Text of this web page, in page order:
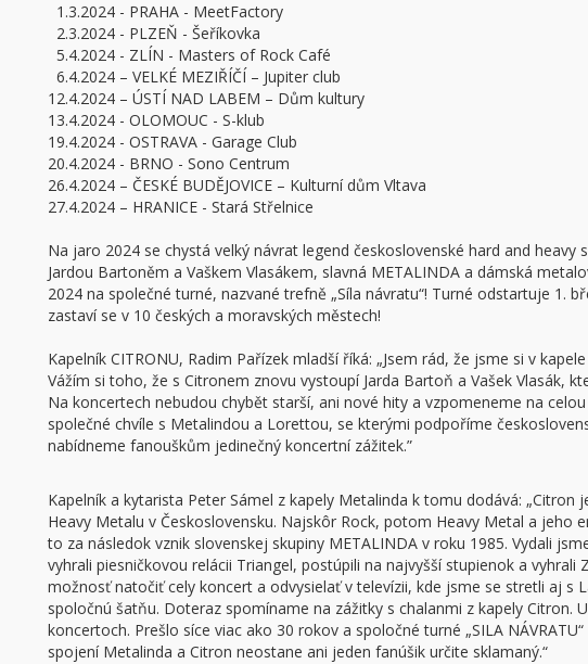
1.3.2024 - PRAHA - MeetFactory
2.3.2024 - PLZEŇ - Šeříkovka
5.4.2024 - ZLÍN - Masters of Rock Café
6.4.2024 – VELKÉ MEZIŘÍČÍ – Jupiter club
12.4.2024 – ÚSTÍ NAD LABEM – Dům kultury
13.4.2024 - OLOMOUC - S-klub
19.4.2024 - OSTRAVA - Garage Club
20.4.2024 - BRNO - Sono Centrum
26.4.2024 – ČESKÉ BUDĚJOVICE – Kulturní dům Vltava
27.4.2024 – HRANICE - Stará Střelnice
Na jaro 2024 se chystá velký návrat legend československé hard and heavy
Jardou Bartoněm a Vaškem Vlasákem, slavná METALINDA a dámská
2024 na společné turné, nazvané trefně „Síla návratu“! Turné odstartuje 1.
zastaví se v 10 českých a moravských městech!
Kapelník CITRONU, Radim Pařízek mladší říká: „Jsem rád, že jsme si v
Vážím si toho, že s Citronem znovu vystoupí Jarda Bartoň a Vašek Vlasák,
Na koncertech nebudou chybět starší, ani nové hity a vzpomeneme na
společné chvíle s Metalindou a Lorettou, se kterými podpoříme
nabídneme fanouškům jedinečný koncertní zážitek.”
Kapelník a kytarista Peter Sámel z kapely Metalinda k tomu dodává: „Citron
Heavy Metalu v Československu. Najskôr Rock, potom Heavy Metal a jeho
to za následok vznik slovenskej skupiny METALINDA v roku 1985. Vydali
vyhrali piesničkovou relácii Triangel, postúpili na najvyšší stupienok a vyhrali
možnosť natočiť cely koncert a odvysielať v televízii, kde jsme se stretli aj s
spoločnú šatňu. Doteraz spomíname na zážitky s chalanmi z kapely Citron.
koncertoch. Prešlo síce viac ako 30 rokov a spoločné turné „SILA
spojení Metalinda a Citron neostane ani jeden fanúšik určite sklamaný.“